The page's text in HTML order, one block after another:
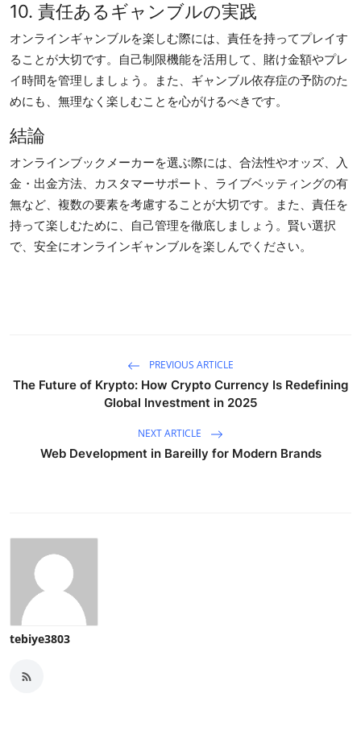
10. 責任あるギャンブルの実践
オンラインギャンブルを楽しむ際には、責任を持ってプレイす
ることが大切です。自己制限機能を活用して、賭け金額やプレ
イ時間を管理しましょう。また、ギャンブル依存症の予防のた
めにも、無理なく楽しむことを心がけるべきです。
結論
オンラインブックメーカーを選ぶ際には、合法性やオッズ、入
金・出金方法、カスタマーサポート、ライブベッティングの有
無など、複数の要素を考慮することが大切です。また、責任を
持って楽しむために、自己管理を徹底しましょう。賢い選択
で、安全にオンラインギャンブルを楽しんでください。
PREVIOUS ARTICLE
The Future of Krypto: How Crypto Currency Is Redefining
Global Investment in 2025
NEXT ARTICLE
Web Development in Bareilly for Modern Brands
tebiye3803